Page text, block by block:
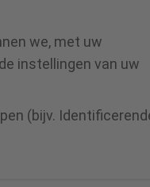
we, met uw
instellingen van uw
(bijv.